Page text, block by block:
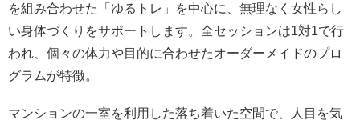
を組み合わせた「ゆるトレ」を中心に、無理なく女性らし
い身体づくりをサポートします。全セッションは1対1で行
われ、個々の体力や目的に合わせたオーダーメイドのプロ
グラムが特徴。
マンションの一室を利用した落ち着いた空間で、人目を気